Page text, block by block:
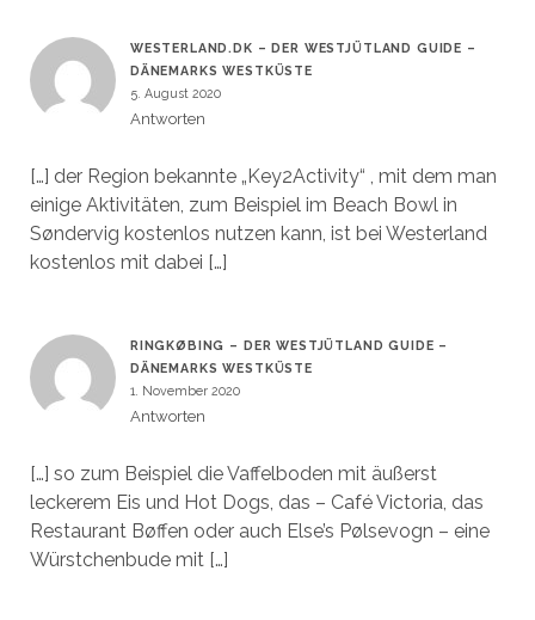
WESTERLAND.DK – DER WESTJÜTLAND GUIDE –
DÄNEMARKS WESTKÜSTE
5. August 2020
Antworten
[…] der Region bekannte „Key2Activity“ , mit dem man
einige Aktivitäten, zum Beispiel im Beach Bowl in
Søndervig kostenlos nutzen kann, ist bei Westerland
kostenlos mit dabei […]
RINGKØBING – DER WESTJÜTLAND GUIDE –
DÄNEMARKS WESTKÜSTE
1. November 2020
Antworten
[…] so zum Beispiel die Vaffelboden mit äußerst
leckerem Eis und Hot Dogs, das – Café Victoria, das
Restaurant Bøffen oder auch Else’s Pølsevogn – eine
Würstchenbude mit […]